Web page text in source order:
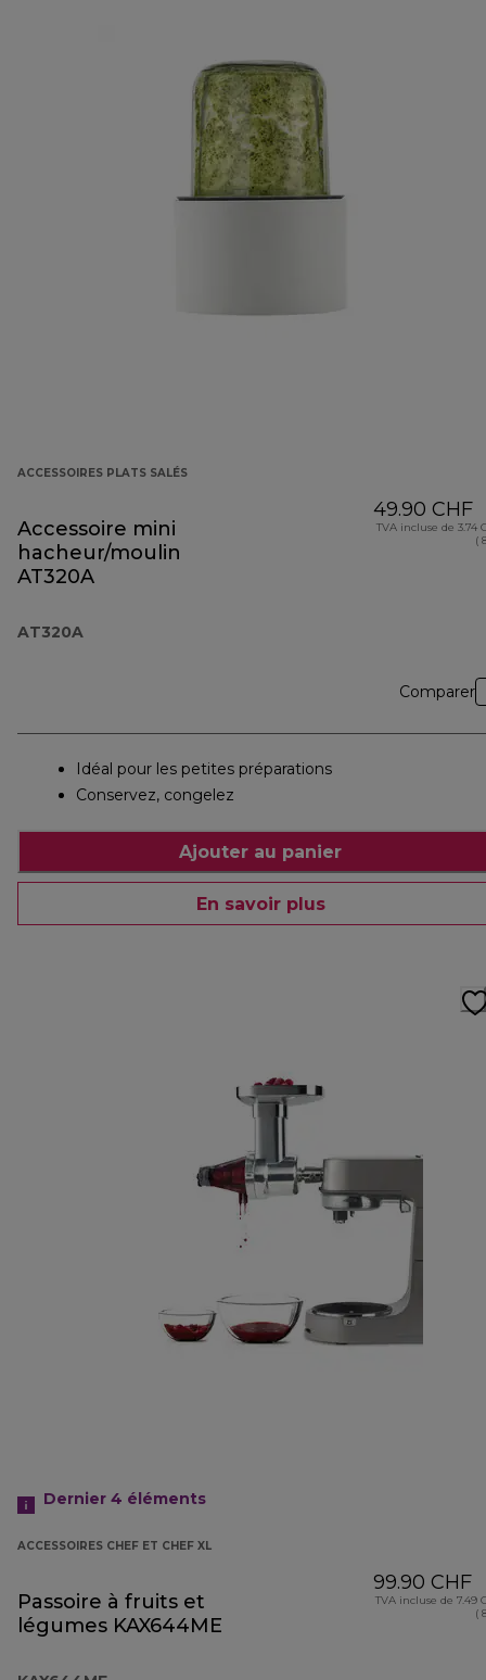
ACCESSOIRES PLATS SALÉS
Accessoire mini
hacheur/moulin
AT320A
AT320A
49.90 CHF
TVA incluse de 3.74
(
Comparer
Idéal pour les petites préparations
Conservez, congelez
Ajouter au panier
En savoir plus
Dernier 4 éléments
ACCESSOIRES CHEF ET CHEF XL
Passoire à fruits et
légumes KAX644ME
99.90 CHF
TVA incluse de 7.49
(